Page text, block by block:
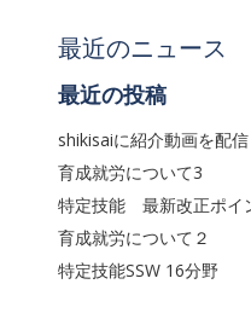
最近のニュース
最近の投稿
shikisaiに紹介動画を配信
育成就労について3
特定技能 最新改正ポイ
育成就労について２
特定技能SSW 16分野